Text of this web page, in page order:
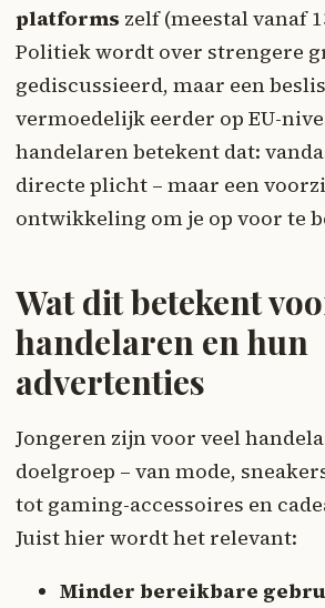
platforms zelf (meestal vanaf
Politiek wordt over strengere
gediscussieerd, maar een
vermoedelijk eerder op EU-
handelaren betekent dat:
directe plicht – maar een
ontwikkeling om je op voor te
Wat dit betekent
handelaren en hun
advertenties
Jongeren zijn voor veel
doelgroep – van mode,
tot gaming-accessoires en
Juist hier wordt het relevant:
Minder bereikbare